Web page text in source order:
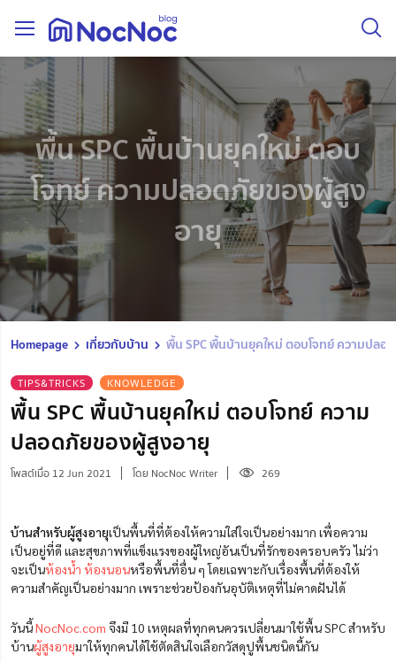
พื้น SPC พื้นบ้านยุคใหม่ ตอบ
โจทย์ ความปลอดภัยของผู้สูง
อายุ
Homepage เกี่ยวกับบ้าน พื้น SPC พื้นบ้านยุคใหม่ ตอบโจทย์ ความปลอ
TIPS&TRICKS KNOWLEDGE
พื้น SPC พื้นบ้านยุคใหม่ ตอบโจทย์ ความ
ปลอดภัยของผู้สูงอายุ
โพสต์เมื่อ 12 Jun 2021 โดย NocNoc Writer 269
บ้านสำหรับผู้สูงอายุเป็นพื้นที่ที่ต้องให้ความใส่ใจเป็นอย่างมาก เพื่อความ
เป็นอยู่ที่ดี และสุขภาพที่แข็งแรงของผู้ใหญ่อันเป็นที่รักของครอบครัว ไม่ว่า
จะเป็นห้องน้ำ ห้องนอนหรือพื้นที่อื่น ๆ โดยเฉพาะกับเรื่องพื้นที่ต้องให้
ความสำคัญเป็นอย่างมาก เพราะช่วยป้องกันอุบัติเหตุที่ไม่คาดฝันได้
วันนี้NocNoc.com จึงมี 10 เหตุผลที่ทุกคนควรเปลี่ยนมาใช้พื้น SPC สำหรับ
บ้านผู้สูงอายุมาให้ทุกคนได้ใช้ตัดสินใจเลือกวัสดุปูพื้นชนิดนี้กัน